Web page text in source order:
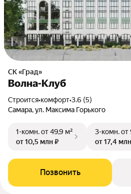
СК «Град»
Волна-Клуб
Строится•комфорт•3.6 (5)
Самара, ул. Максима Горького
1-комн.от 49,9 м²
от 10,5 млн ₽
3-комн.от
от 17,4
Позвонить